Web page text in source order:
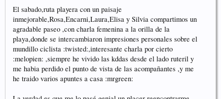
El sabado,ruta playera con un paisaje
inmejorable,Rosa,Encarni,Laura,Elisa y Silvia compartimos un
agradable paseo ,con charla femenina a la orilla de la
playa,donde se intercambiaron impresiones personales sobre el
mundillo ciclista :twisted:,interesante charla por cierto
:melopien: ,siempre he vivido las kddas desde el lado ruteril y
me habia perdido el punto de vista de las acompañantes ,y me
he traido varios apuntes a casa :mrgreen: